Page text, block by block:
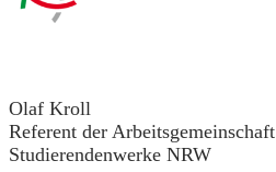
Olaf Kroll
Referent der Arbeitsgemeinschaft
Studierendenwerke NRW